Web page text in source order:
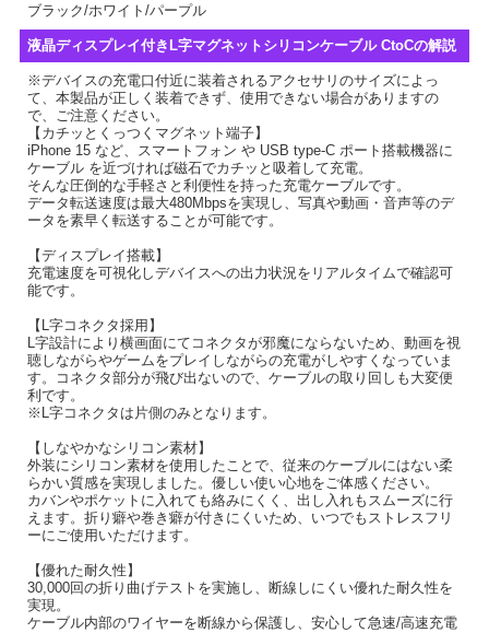
ブラック/ホワイト/パープル
液晶ディスプレイ付きL字マグネットシリコンケーブル CtoCの解説
※デバイスの充電口付近に装着されるアクセサリのサイズによっ
て、本製品が正しく装着できず、使用できない場合がありますの
で、ご注意ください。
【カチッとくっつくマグネット端子】
iPhone 15 など、スマートフォン や USB type-C ポート搭載機器に
ケーブル を近づければ磁石でカチッと吸着して充電。
そんな圧倒的な手軽さと利便性を持った充電ケーブルです。
データ転送速度は最大480Mbpsを実現し、写真や動画・音声等のデ
ータを素早く転送することが可能です。
【ディスプレイ搭載】
充電速度を可視化しデバイスへの出力状況をリアルタイムで確認可
能です。
【L字コネクタ採用】
L字設計により横画面にてコネクタが邪魔にならないため、動画を視
聴しながらやゲームをプレイしながらの充電がしやすくなっていま
す。コネクタ部分が飛び出ないので、ケーブルの取り回しも大変便
利です。
※L字コネクタは片側のみとなります。
【しなやかなシリコン素材】
外装にシリコン素材を使用したことで、従来のケーブルにはない柔
らかい質感を実現しました。優しい使い心地をご体感ください。
カバンやポケットに入れても絡みにくく、出し入れもスムーズに行
えます。折り癖や巻き癖が付きにくいため、いつでもストレスフリ
ーにご使用いただけます。
【優れた耐久性】
30,000回の折り曲げテストを実施し、断線しにくい優れた耐久性を
実現。
ケーブル内部のワイヤーを断線から保護し、安心して急速/高速充電